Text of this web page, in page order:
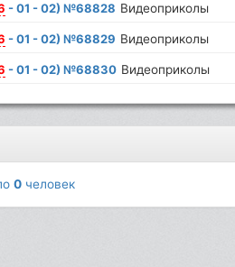
- 01 - 02) №68828 Видеоприколы
- 01 - 02) №68829 Видеоприколы
- 01 - 02) №68830 Видеоприколы
0 человек